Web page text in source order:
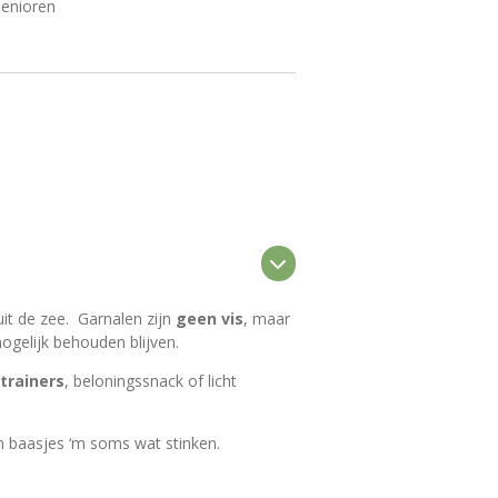
de zee. Garnalen zijn geen vis, maar
behouden blijven.
trainers, beloningssnack of licht
‘m soms wat stinken.